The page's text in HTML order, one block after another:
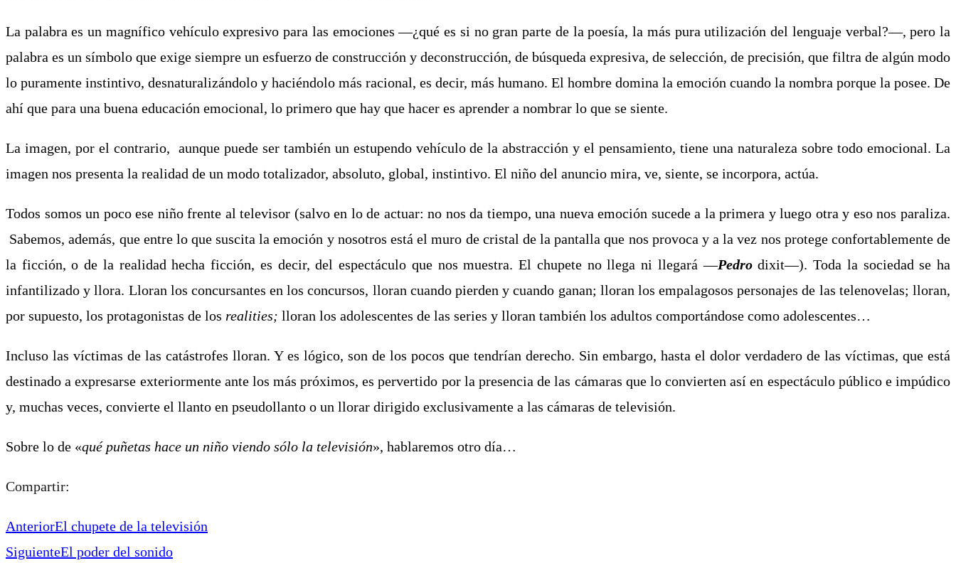
La palabra es un magnífico vehículo expresivo para las emociones ―¿qué es si no gran parte de la poesía, la más pura utilización del lenguaje verbal?―, pero la
palabra es un símbolo que exige siempre un esfuerzo de construcción y deconstrucción, de búsqueda expresiva, de selección, de precisión, que filtra de algún modo
lo puramente instintivo, desnaturalizándolo y haciéndolo más racional, es decir, más humano. El hombre domina la emoción cuando la nombra porque la posee. De
ahí que para una buena educación emocional, lo primero que hay que hacer es aprender a nombrar lo que se siente.
La imagen, por el contrario, aunque puede ser también un estupendo vehículo de la abstracción y el pensamiento, tiene una naturaleza sobre todo emocional. La
imagen nos presenta la realidad de un modo totalizador, absoluto, global, instintivo. El niño del anuncio mira, ve, siente, se incorpora, actúa.
Todos somos un poco ese niño frente al televisor (salvo en lo de actuar: no nos da tiempo, una nueva emoción sucede a la primera y luego otra y eso nos paraliza.
Sabemos, además, que entre lo que suscita la emoción y nosotros está el muro de cristal de la pantalla que nos provoca y a la vez nos protege confortablemente de
la ficción, o de la realidad hecha ficción, es decir, del espectáculo que nos muestra. El chupete no llega ni llegará ―Pedrodixit―). Toda la sociedad se ha
infantilizado y llora. Lloran los concursantes en los concursos, lloran cuando pierden y cuando ganan; lloran los empalagosos personajes de las telenovelas; lloran,
por supuesto, los protagonistas de los realities; lloran los adolescentes de las series y lloran también los adultos comportándose como adolescentes…
Incluso las víctimas de las catástrofes lloran. Y es lógico, son de los pocos que tendrían derecho. Sin embargo, hasta el dolor verdadero de las víctimas, que está
destinado a expresarse exteriormente ante los más próximos, es pervertido por la presencia de las cámaras que lo convierten así en espectáculo público e impúdico
y, muchas veces, convierte el llanto en pseudollanto o un llorar dirigido exclusivamente a las cámaras de televisión.
Sobre lo de «qué puñetas hace un niño viendo sólo la televisión», hablaremos otro día…
Compartir:
AnteriorEl chupete de la televisión
SiguienteEl poder del sonido